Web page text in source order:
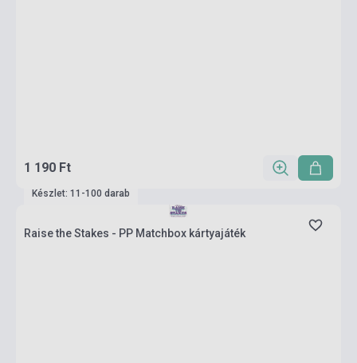
1 190 Ft
Készlet: 11-100 darab
Raise the Stakes - PP Matchbox kártyajáték